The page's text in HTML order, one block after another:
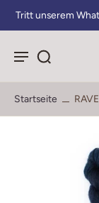
Tritt unserem
Startseite